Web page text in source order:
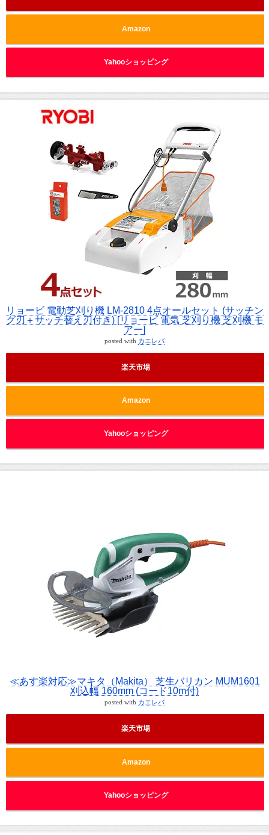
Amazon
Yahooショッピング
リョービ 電動芝刈り機 LM-2810 4点オールセット (サッチン
グ刃＋サッチ替え刃付き) [リョービ 電気 芝刈り機 芝刈機 モ
アー]
posted with カエレバ
楽天市場
Amazon
Yahooショッピング
≪あす楽対応≫マキタ（Makita） 芝生バリカン MUM1601
刈込幅 160mm (コード10m付)
posted with カエレバ
楽天市場
Amazon
Yahooショッピング